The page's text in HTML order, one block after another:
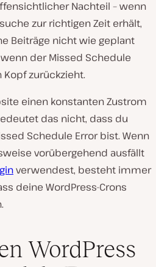
Nachteil – wenn
zur richtigen Zeit erhält,
Beiträge nicht wie geplant
der Missed Schedule
zurückzieht.
einen konstanten Zustrom
das nicht, dass du
Schedule Error bist. Wenn
vorübergehend ausfällt
verwendest, besteht immer
deine WordPress-Crons
WordPress